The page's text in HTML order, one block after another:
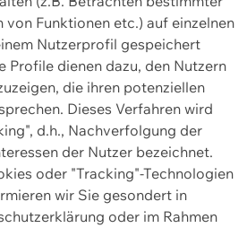
von Funktionen etc.) auf einzelnen
Nutzerprofil gespeichert
Profile dienen dazu, den Nutzern
die ihren potenziellen
Dieses Verfahren wird
d.h., Nachverfolgung der
der Nutzer bezeichnet.
oder "Tracking"-Technologien
wir Sie gesondert in
oder im Rahmen